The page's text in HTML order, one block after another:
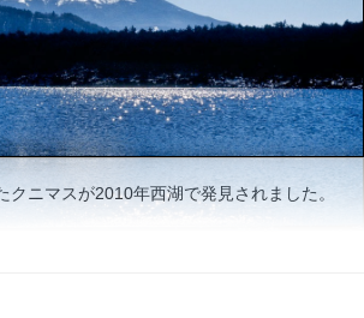
クニマスが2010年西湖で発見されました。